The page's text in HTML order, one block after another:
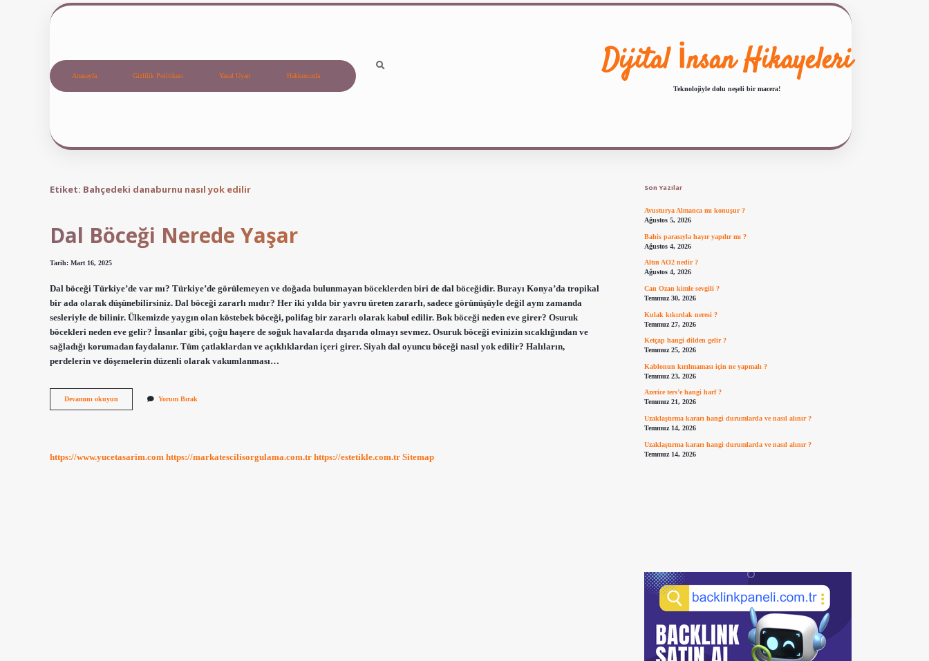
Anasayfa Gizlilik Politikası Yasal Uyarı Hakkımızda Dijital İnsan Hikayeleri
Teknolojiyle dolu neşeli bir macera!
Etiket: Bahçedeki danaburnu nasıl yok edilir
Dal Böceği Nerede Yaşar
Tarih: Mart 16, 2025
Dal böceği Türkiye’de var mı? Türkiye’de görülemeyen ve doğada bulunmayan böceklerden biri de dal böceğidir. Burayı Konya’da tropikal
bir ada olarak düşünebilirsiniz. Dal böceği zararlı mıdır? Her iki yılda bir yavru üreten zararlı, sadece görünüşüyle ​​değil aynı zamanda
sesleriyle de bilinir. Ülkemizde yaygın olan köstebek böceği, polifag bir zararlı olarak kabul edilir. Bok böceği neden eve girer? Osuruk
böcekleri neden eve gelir? İnsanlar gibi, çoğu haşere de soğuk havalarda dışarıda olmayı sevmez. Osuruk böceği evinizin sıcaklığından ve
sağladığı korumadan faydalanır. Tüm çatlaklardan ve açıklıklardan içeri girer. Siyah dal oyuncu böceği nasıl yok edilir? Halıların,
perdelerin ve döşemelerin düzenli olarak vakumlanması…
Devamını okuyun
Böceği
Yorum Bırak
https://www.yucetasarim.com https://markatescilisorgulama.com.tr https://estetikle.com.tr Sitemap
Son Yazılar
Avusturya Almanca mı konuşur ?
Ağustos 5, 2026
Bahis parasıyla hayır yapılır mı ?
Ağustos 4, 2026
Altın AO2 nedir ?
Ağustos 4, 2026
Can Ozan kimle sevgili ?
Temmuz 30, 2026
Kulak kıkırdak neresi ?
Temmuz 27, 2026
Ketçap hangi dilden gelir ?
Temmuz 25, 2026
Kablonun kırılmaması için ne yapmalı ?
Temmuz 23, 2026
Azerice ters’e hangi harf ?
Temmuz 21, 2026
Uzaklaştırma kararı hangi durumlarda ve nasıl alınır ?
Temmuz 14, 2026
Uzaklaştırma kararı hangi durumlarda ve nasıl alınır ?
Temmuz 14, 2026